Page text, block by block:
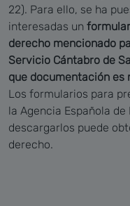
22). Para ello, se ha
interesadas un
derecho mencionado
Servicio Cántabro de
que documentación es
Los formularios para
la Agencia Española de
descargarlos puede
derecho.